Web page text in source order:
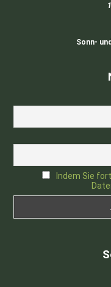
Sonn-
Indem Sie